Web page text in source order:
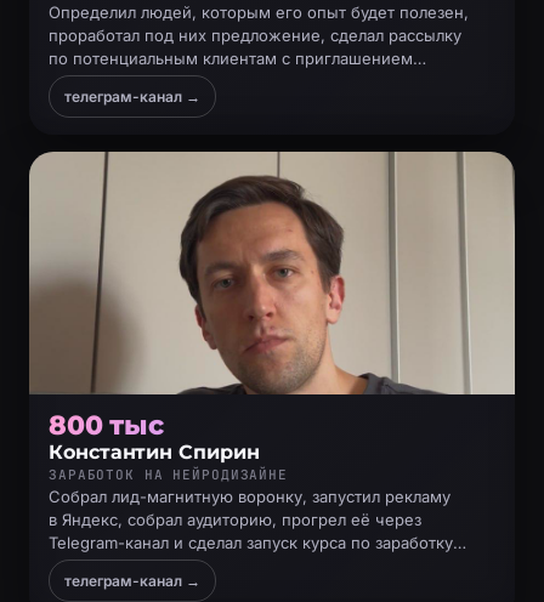
Определил людей, которым его опыт будет полезен,
проработал под них предложение, сделал рассылку
по потенциальным клиентам с приглашением
записаться на разбор, созвонился и продал
телеграм-канал →
800 тыс
Константин Спирин
ЗАРАБОТОК НА НЕЙРОДИЗАЙНЕ
Собрал лид-магнитную воронку, запустил рекламу
в Яндекс, собрал аудиторию, прогрел её через
Telegram-канал и сделал запуск курса по заработку
на нейродизайне
телеграм-канал →